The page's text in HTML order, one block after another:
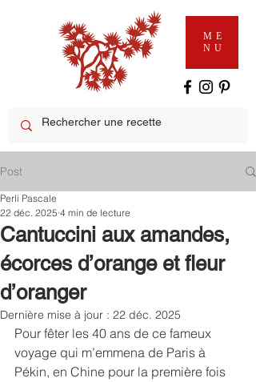
ME
NU
Post
Cantuccini aux amandes,
écorces d’orange et fleur
d’oranger
Perli Pascale
22 déc. 2025 4 min de lecture
Dernière mise à jour : 22 déc. 2025
Pour fêter les 40 ans de ce fameux
voyage qui m’emmena de Paris à
Pékin, en Chine pour la première fois